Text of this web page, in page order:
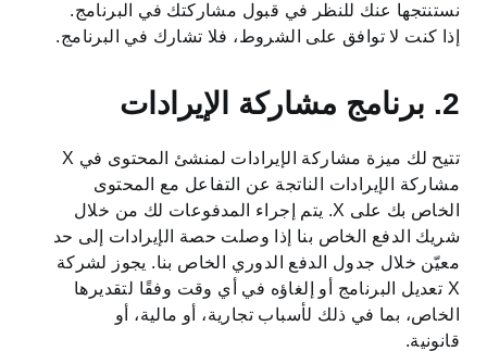
نستنتجها عنك للنظر في قبول مشاركتك في البرنامج.
إذا كنت لا توافق على الشروط، فلا تشارك في البرنامج.
2. برنامج مشاركة الإيرادات
تتيح لك ميزة مشاركة الإيرادات لمنشئ المحتوى في X
مشاركة الإيرادات الناتجة عن التفاعل مع المحتوى
الخاص بك على X. يتم إجراء المدفوعات لك من خلال
شريك الدفع الخاص بنا إذا وصلت حصة الإيرادات إلى حد
معيّن خلال جدول الدفع الدوري الخاص بنا. يجوز لشركة
X تعديل البرنامج أو إلغاؤه في أي وقت وفقًا لتقديرها
الخاص، بما في ذلك لأسباب تجارية، أو مالية، أو
قانونية.
Slovenčina
Slovenščina
Svenska